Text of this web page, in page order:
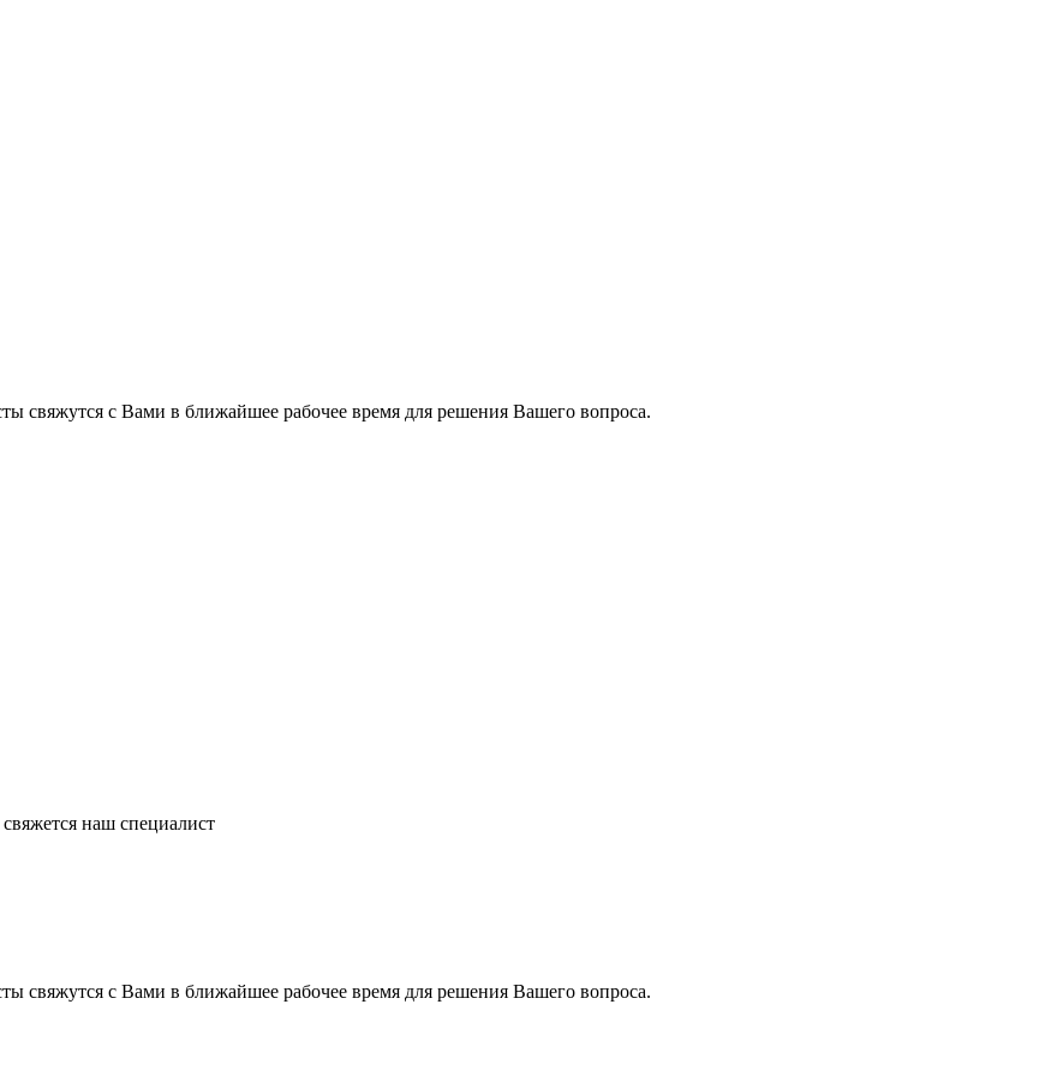
свяжутся с Вами в ближайшее рабочее время для решения Вашего вопроса.
наш специалист
свяжутся с Вами в ближайшее рабочее время для решения Вашего вопроса.